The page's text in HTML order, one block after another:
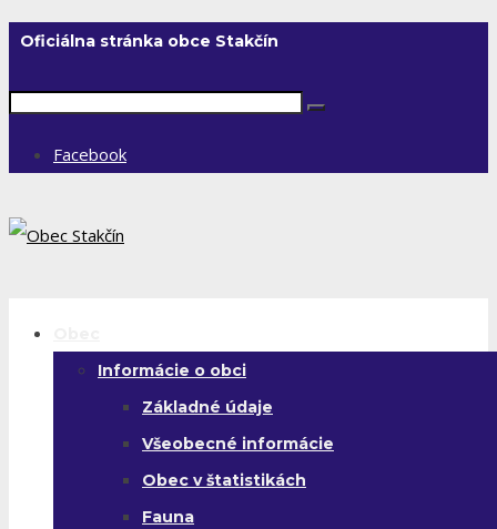
Oficiálna stránka obce Stakčín
Facebook
Informácie o obci
Základné údaje
Všeobecné informácie
Obec v štatistikách
Fauna